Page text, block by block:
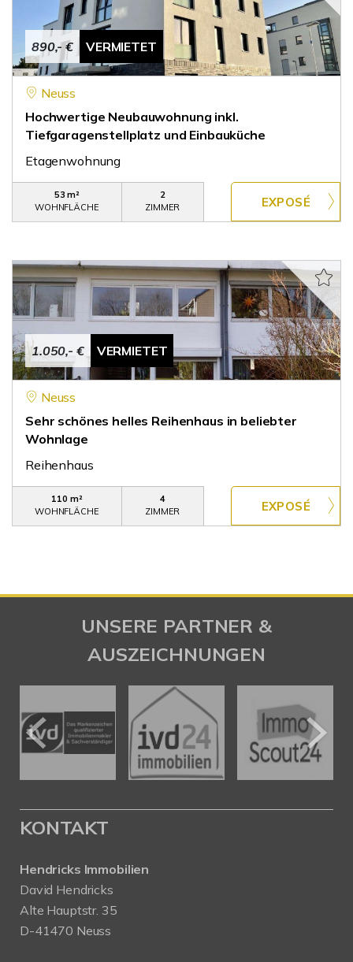
890,- € VERMIETET
Neuss
Hochwertige Neubauwohnung inkl.
Tiefgaragenstellplatz und Einbauküche
Etagenwohnung
53 m²
WOHNFLÄCHE
2
ZIMMER
1.050,- € VERMIETET
Neuss
Sehr schönes helles Reihenhaus in beliebter
Wohnlage
Reihenhaus
110 m²
WOHNFLÄCHE
4
ZIMMER
UNSERE PARTNER &
AUSZEICHNUNGEN
KONTAKT
Hendricks Immobilien
David Hendricks
Alte Hauptstr. 35
D-41470 Neuss